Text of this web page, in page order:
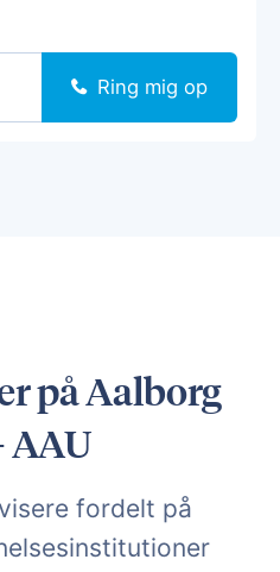
Ring mig op
på Aalborg
AAU
fordelt på